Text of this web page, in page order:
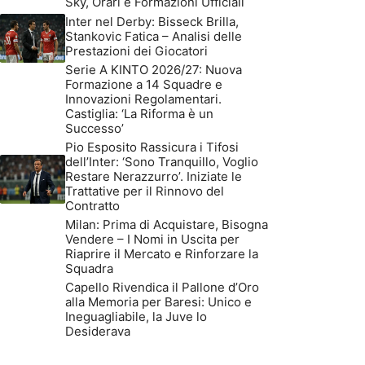
Inter nel Derby: Bisseck Brilla,
Stankovic Fatica – Analisi delle
Prestazioni dei Giocatori
Serie A KINTO 2026/27: Nuova
Formazione a 14 Squadre e
Innovazioni Regolamentari.
Castiglia: ‘La Riforma è un
Successo’
Pio Esposito Rassicura i Tifosi
dell’Inter: ‘Sono Tranquillo, Voglio
Restare Nerazzurro’. Iniziate le
Trattative per il Rinnovo del
Contratto
Milan: Prima di Acquistare, Bisogna
Vendere – I Nomi in Uscita per
Riaprire il Mercato e Rinforzare la
Squadra
Capello Rivendica il Pallone d’Oro
alla Memoria per Baresi: Unico e
Ineguagliabile, la Juve lo
Desiderava